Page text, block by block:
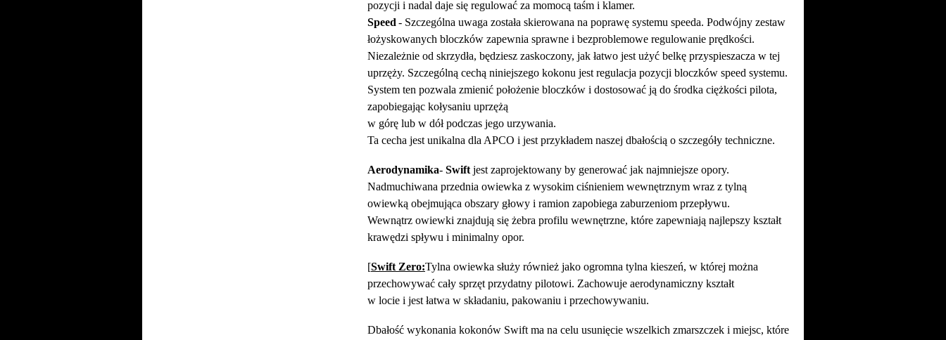
pozycji i nadal daje się regulować za momocą taśm i klamer.
Speed - Szczególna uwaga została skierowana na poprawę systemu speeda. Podwójny zestaw
łożyskowanych bloczków zapewnia sprawne i bezproblemowe regulowanie prędkości.
Niezależnie od skrzydła, będziesz zaskoczony, jak łatwo jest użyć belkę przyspieszacza w tej
uprzęży. Szczególną cechą niniejszego kokonu jest regulacja pozycji bloczków speed systemu.
System ten pozwala zmienić położenie bloczków i dostosować ją do środka ciężkości pilota,
zapobiegając kołysaniu uprzężą
w górę lub w dół podczas jego urzywania.
Ta cecha jest unikalna dla APCO i jest przykładem naszej dbałością o szczegóły techniczne.
Aerodynamika- Swift jest zaprojektowany by generować jak najmniejsze opory.
Nadmuchiwana przednia owiewka z wysokim ciśnieniem wewnętrznym wraz z tylną
owiewką obejmująca obszary głowy i ramion zapobiega zaburzeniom przepływu.
Wewnątrz owiewki znajdują się żebra profilu wewnętrzne, które zapewniają najlepszy kształt
krawędzi spływu i minimalny opor.
[Swift Zero:Tylna owiewka służy również jako ogromna tylna kieszeń, w której można
przechowywać cały sprzęt przydatny pilotowi. Zachowuje aerodynamiczny kształt
w locie i jest łatwa w składaniu, pakowaniu i przechowywaniu.
Dbałość wykonania kokonów Swift ma na celu usunięcie wszelkich zmarszczek i miejsc, które